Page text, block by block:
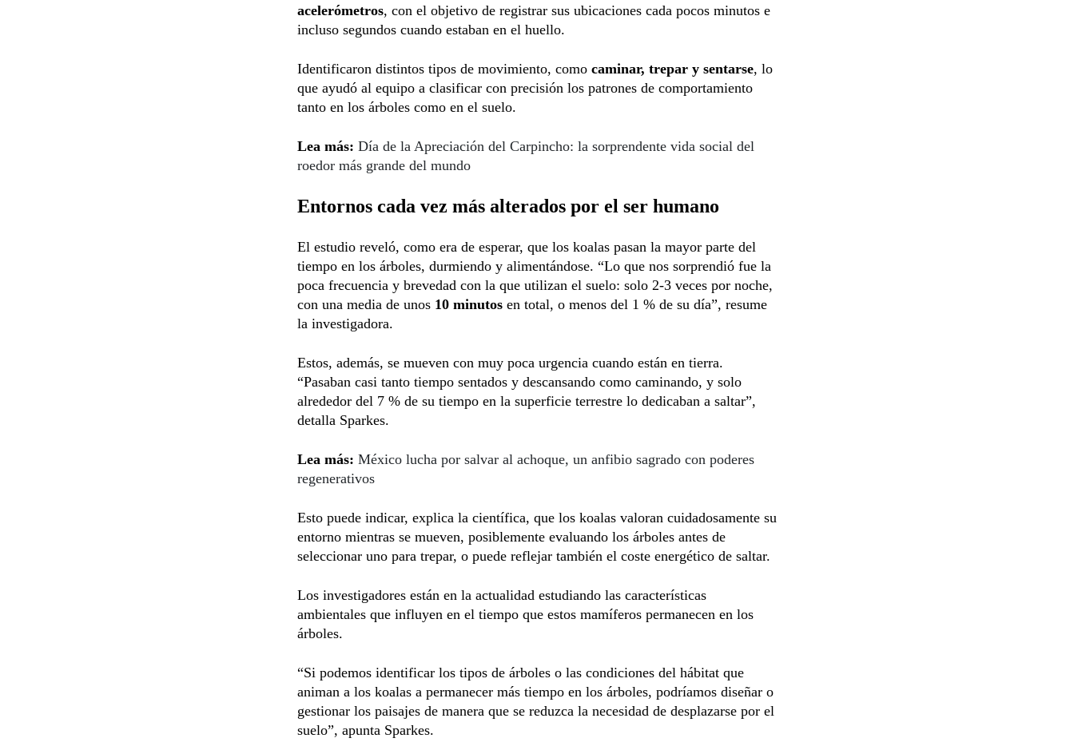
acelerómetros, con el objetivo de registrar sus ubicaciones cada pocos minutos e
incluso segundos cuando estaban en el huello.
Identificaron distintos tipos de movimiento, como caminar, trepar y sentarse, lo
que ayudó al equipo a clasificar con precisión los patrones de comportamiento
tanto en los árboles como en el suelo.
Lea más: Día de la Apreciación del Carpincho: la sorprendente vida social del
roedor más grande del mundo
Entornos cada vez más alterados por el ser humano
El estudio reveló, como era de esperar, que los koalas pasan la mayor parte del
tiempo en los árboles, durmiendo y alimentándose. “Lo que nos sorprendió fue la
poca frecuencia y brevedad con la que utilizan el suelo: solo 2-3 veces por noche,
con una media de unos 10 minutos en total, o menos del 1 % de su día”, resume
la investigadora.
Estos, además, se mueven con muy poca urgencia cuando están en tierra.
“Pasaban casi tanto tiempo sentados y descansando como caminando, y solo
alrededor del 7 % de su tiempo en la superficie terrestre lo dedicaban a saltar”,
detalla Sparkes.
Lea más: México lucha por salvar al achoque, un anfibio sagrado con poderes
regenerativos
Esto puede indicar, explica la científica, que los koalas valoran cuidadosamente su
entorno mientras se mueven, posiblemente evaluando los árboles antes de
seleccionar uno para trepar, o puede reflejar también el coste energético de saltar.
Los investigadores están en la actualidad estudiando las características
ambientales que influyen en el tiempo que estos mamíferos permanecen en los
árboles.
“Si podemos identificar los tipos de árboles o las condiciones del hábitat que
animan a los koalas a permanecer más tiempo en los árboles, podríamos diseñar o
gestionar los paisajes de manera que se reduzca la necesidad de desplazarse por el
suelo”, apunta Sparkes.